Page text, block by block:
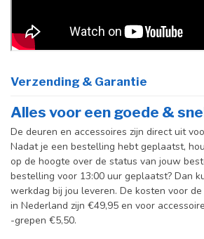
Verzending & Garantie
Alles voor een goede &
De deuren en accessoires zijn direct uit
Nadat je een bestelling hebt geplaatst,
op de hoogte over de status van jouw
bestelling voor 13:00 uur geplaatst? Dan
werkdag bij jou leveren. De kosten voor
in Nederland zijn €49,95 en voor
-grepen €5,50.